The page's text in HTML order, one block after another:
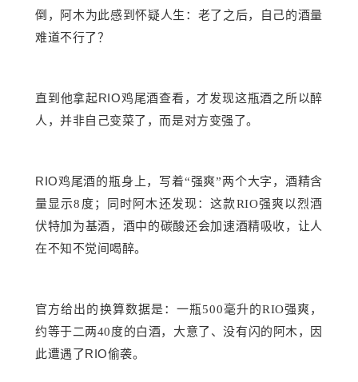
倒，阿木为此感到怀疑人生：老了之后，自己的酒量
难道不行了？
直到他拿起RIO鸡尾酒查看，才发现这瓶酒之所以醉
人，并非自己变菜了，而是对方变强了。
RIO鸡尾酒的瓶身上，写着“强爽”两个大字，酒精含
量显示8度；同时阿木还发现：这款RIO强爽以烈酒
伏特加为基酒，酒中的碳酸还会加速酒精吸收，让人
在不知不觉间喝醉。
官方给出的换算数据是：一瓶 500毫升的RIO强爽，
约等于二两40度的白酒，大意了、没有闪的阿木，因
此遭遇了RIO偷袭。